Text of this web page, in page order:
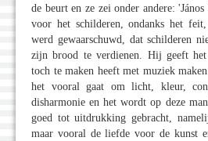
de beurt en ze zei onder andere:
voor het schilderen, ondanks het
werd gewaarschuwd, dat schilderen
zijn brood te verdienen. Hij geeft
toch te maken heeft met muziek
het vooral gaat om licht, kleur,
disharmonie en het wordt op deze
goed tot uitdrukking gebracht,
maar vooral de liefde voor de kunst